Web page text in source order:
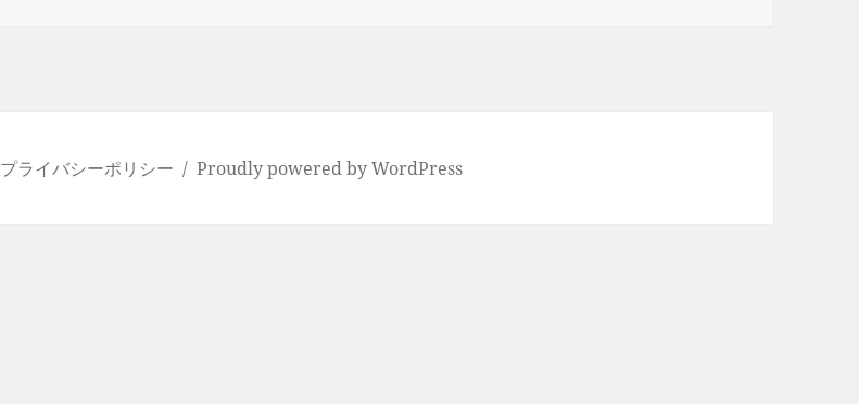
プライバシーポリシー Proudly powered by WordPress